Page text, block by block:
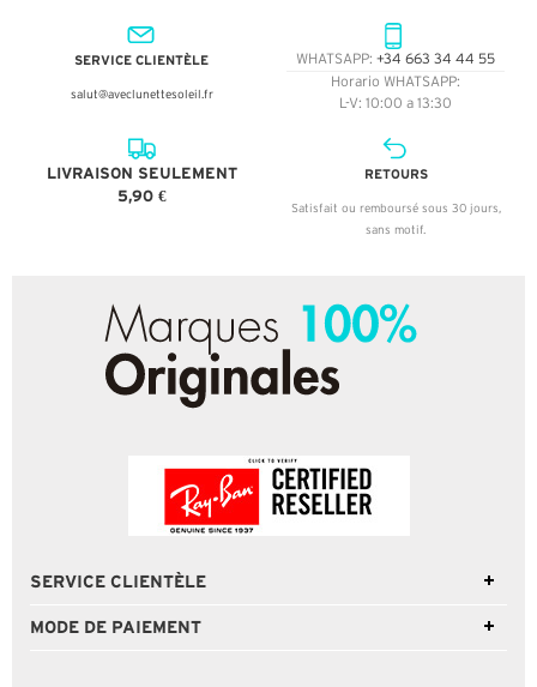
SERVICE CLIENTÈLE
salut@aveclunettesoleil.fr
WHATSAPP: +34 663 34 44 55
Horario WHATSAPP:
L-V: 10:00 a 13:30
LIVRAISON SEULEMENT
5,90 €
RETOURS
Satisfait ou remboursé sous 30 jours,
sans motif.
SERVICE CLIENTÈLE
MODE DE PAIEMENT